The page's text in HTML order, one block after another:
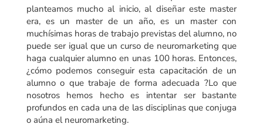
planteamos mucho al inicio, al diseñar este master
era, es un master de un año, es un master con
muchísimas horas de trabajo previstas del alumno, no
puede ser igual que un curso de neuromarketing que
haga cualquier alumno en unas 100 horas. Entonces,
¿cómo podemos conseguir esta capacitación de un
alumno o que trabaje de forma adecuada ?Lo que
nosotros hemos hecho es intentar ser bastante
profundos en cada una de las disciplinas que conjuga
o aúna el neuromarketing.